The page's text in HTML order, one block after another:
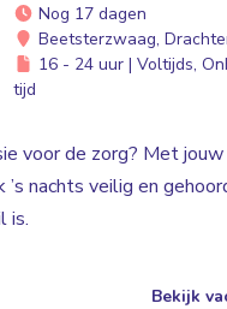
Nog 17 dagen
Beetsterzwaag,
16 - 24 uur | Voltijds,
tijd
voor de zorg? Met jouw
nachts veilig en
is.
Bekijk